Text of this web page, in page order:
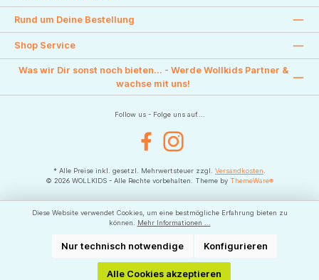
Rund um Deine Bestellung
Shop Service
Was wir Dir sonst noch bieten... - Werde Wollkids Partner &
wachse mit uns!
Follow us - Folge uns auf....
FacebookInstagram
* Alle Preise inkl. gesetzl. Mehrwertsteuer zzgl. Versandkosten
© 2026 WOLLKIDS - Alle Rechte vorbehalten. Theme by ThemeWare®
Diese Website verwendet Cookies, um eine bestmögliche Erfahrung bieten zu
können.
Mehr Informationen ...
Nur technisch notwendige Konfigurieren
Alle Cookies akzeptieren